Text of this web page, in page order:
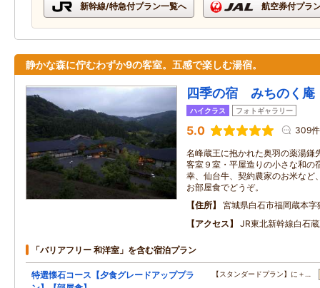
新幹線/特急付プラン一覧へ 航空券付プラ
静かな森に佇むわずか9の客室。五感で楽しむ湯宿。
四季の宿 みちのく
ハイクラス フォトギャラリー
5.0 309件
名峰蔵王に抱かれた奥羽の薬湯
客室９室・平屋造りの小さな和の
幸、仙台牛、契約農家のお米など
お部屋食でどうぞ。
住所
宮城県白石市福岡蔵本
アクセス
JR東北新幹線白石
「バリアフリー 和洋室」を含む宿泊プラン
特選懐石コース【夕食グレードアッププラ
【スタンダードプラン】に＋…